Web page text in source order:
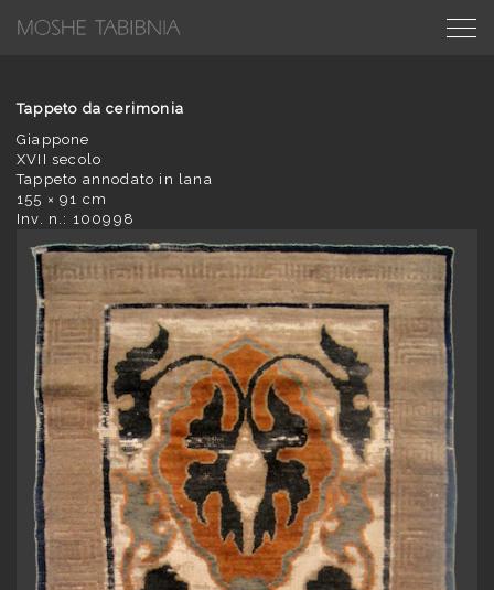
Tappeto da cerimonia
Giappone
XVII secolo
Tappeto annodato in lana
155 × 91 cm
Inv. n.: 100998